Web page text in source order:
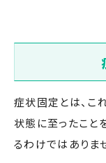
症状固定とは、こ
状態に至ったこと
るわけではありま